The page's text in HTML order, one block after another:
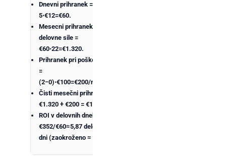
Dnevni prihranek =
5⋅€12=€60.
Mesecni prihranek
delovne sile =
€60⋅22=€1.320.
Prihranek pri poškodbah
=
(2−0)⋅€100=€200/mesec.
Čisti mesečni prihranek =
€1.320 + €200 = €1.520
ROI v delovnih dneh =
€352/€60≈5,87 delovnih
dni (zaokroženo ≈